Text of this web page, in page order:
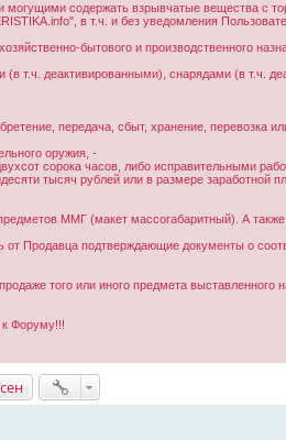
содержать взрывчатые вещества с
в т.ч. и без уведомления
бытового и производственного
т.ч. деактивированными), снарядами (в т.ч.
передача, сбыт, хранение, перевозка
оружия, -
сорока часов, либо исправительными
тысяч рублей или в размере заработной
ММГ (макет массогабаритный). А
Продавца подтверждающие документы о
того или иного предмета выставленного
Форуму!!!